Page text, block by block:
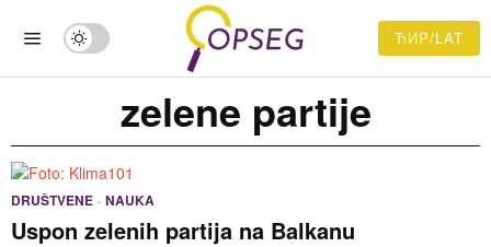
ЋИР/LAT
zelene partije
DRUŠTVENE · NAUKA
Uspon zelenih partija na Balkanu